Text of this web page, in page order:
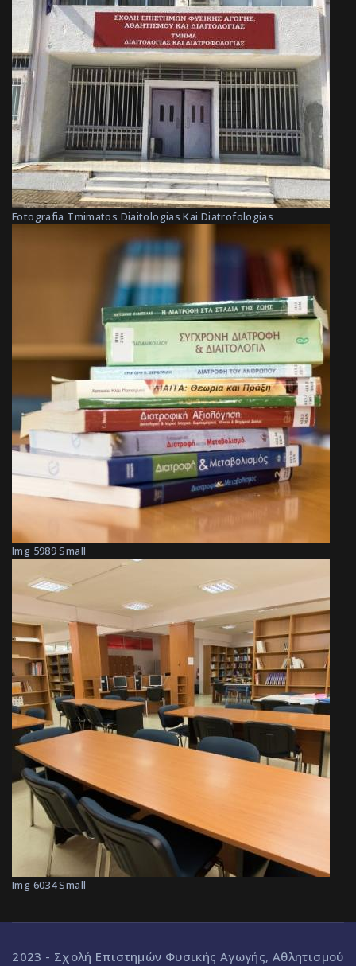
Fotografia Tmimatos Diaitologias Kai Diatrofologias
Img 5989 Small
Img 6034 Small
2023 - Σχολή Επιστημών Φυσικής Αγωγής, Αθλητισμού